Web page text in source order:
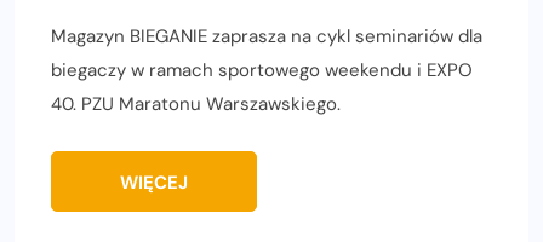
Magazyn BIEGANIE zaprasza na cykl seminariów dla
biegaczy w ramach sportowego weekendu i EXPO
40. PZU Maratonu Warszawskiego.
WIĘCEJ